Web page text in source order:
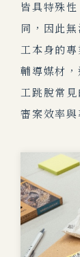
皆具特殊
同，因此
工本身的
輔導媒材
工跳脫常
審案效率與